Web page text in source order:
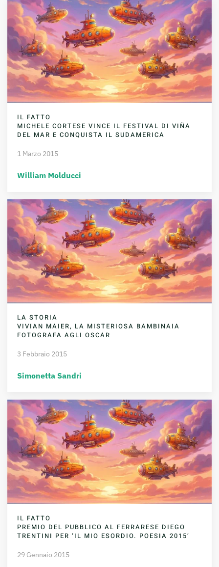
IL FATTO
MICHELE CORTESE VINCE IL FESTIVAL DI VIÑA
DEL MAR E CONQUISTA IL SUDAMERICA
1 Marzo 2015
William Molducci
LA STORIA
VIVIAN MAIER, LA MISTERIOSA BAMBINAIA
FOTOGRAFA AGLI OSCAR
3 Febbraio 2015
Simonetta Sandri
IL FATTO
PREMIO DEL PUBBLICO AL FERRARESE DIEGO
TRENTINI PER ‘IL MIO ESORDIO. POESIA 2015’
29 Gennaio 2015